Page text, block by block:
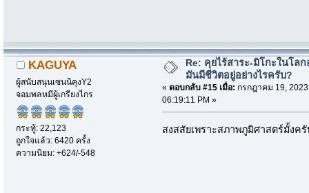
KAGUYA
ผู้สนับสนุนเซนนิคุงY2
จอมพลหมีผู้เกรียงไกร
กระทู้: 22,123
ถูกใจแล้ว: 6420 ครั้ง
ความนิยม: +624/-548
Re: คุยไร้สาระ-มิโกะในโลก
มันมีชีวิตอยู่อย่างไรครับ?
« ตอบกลับ #15 เมื่อ: กรกฎาคม 19,
06:19:11 PM »
สงสสัยเพราะสภาพภูมิศาสตร์มั้งค